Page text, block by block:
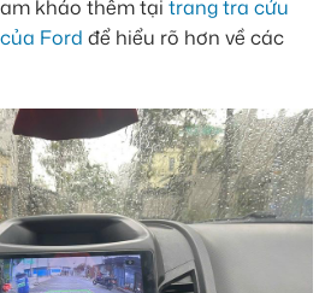
khảo thêm tại trang tra cứu
Ford để hiểu rõ hơn về các